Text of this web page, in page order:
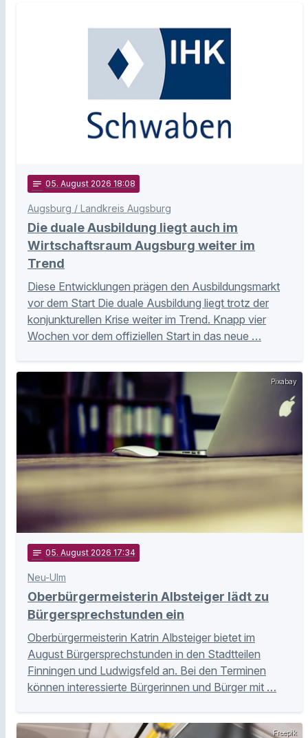
notes 05. August 2026 18:08
Augsburg / Landkreis Augsburg
Die duale Ausbildung liegt auch im
Wirtschaftsraum Augsburg weiter im
Trend
Diese Entwicklungen prägen den Ausbildungsmarkt
vor dem Start Die duale Ausbildung liegt trotz der
konjunkturellen Krise weiter im Trend. Knapp vier
Wochen vor dem offiziellen Start in das neue …
Pixabay
notes 05. August 2026 17:34
Neu-Ulm
Oberbürgermeisterin Albsteiger lädt zu
Bürgersprechstunden ein
Oberbürgermeisterin Katrin Albsteiger bietet im
August Bürgersprechstunden in den Stadtteilen
Finningen und Ludwigsfeld an. Bei den Terminen
können interessierte Bürgerinnen und Bürger mit …
Freepik